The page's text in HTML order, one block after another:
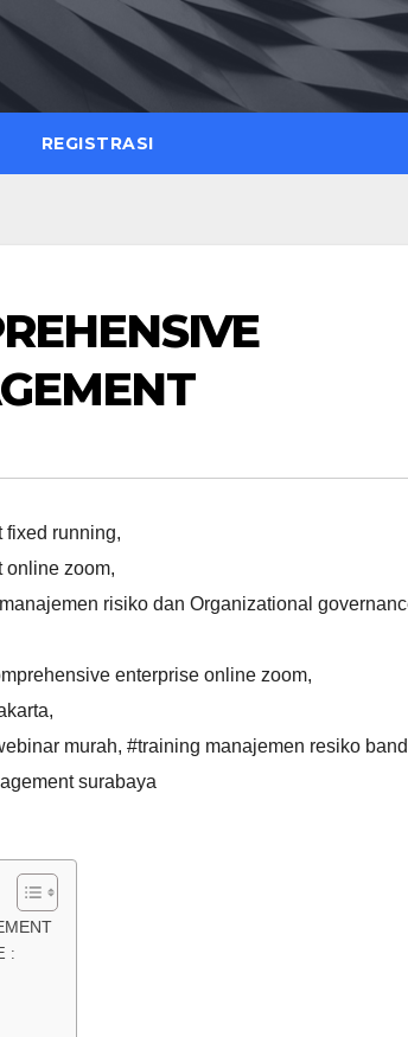
REGISTRASI
fixed running,
online zoom,
risiko dan Organizational
enterprise online zoom,
,
murah, #training manajemen resiko
surabaya
: